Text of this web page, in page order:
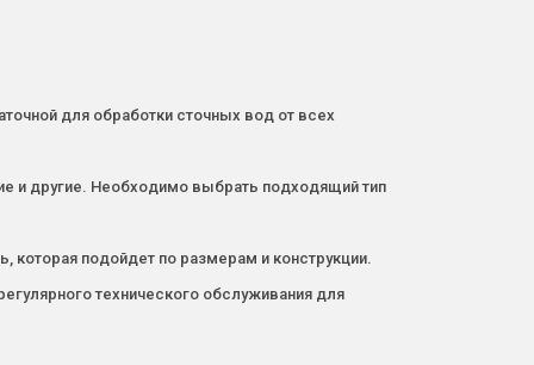
для обработки сточных вод от всех
и другие. Необходимо выбрать подходящий тип
которая подойдет по размерам и конструкции.
технического обслуживания для